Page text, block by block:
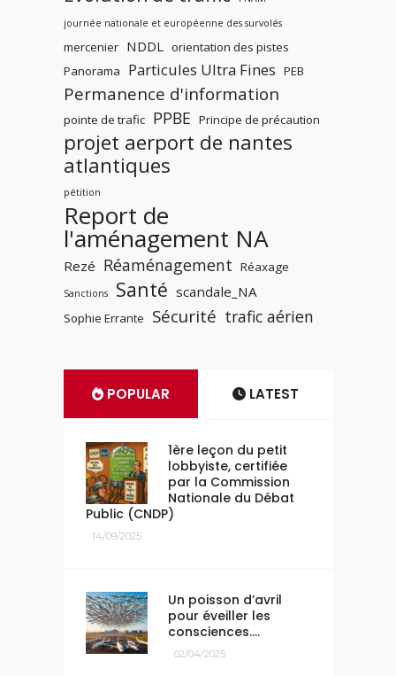
journée nationale et européenne des survolés
mercenier NDDL
orientation des pistes
Panorama
Particules Ultra Fines PEB
Permanence d'information
pointe de trafic PPBE Principe de précaution
projet aerport de nantes
atlantiques
pétition
Report de
l'aménagement NA
Rezé Réaménagement Réaxage
Sanctions Santé scandale_NA
Sophie Errante Sécurité trafic aérien
POPULAR LATEST
1ère leçon du petit
lobbyiste, certifiée
par la Commission
Nationale du Débat
Public (CNDP)
14/09/2025
Un poisson d’avril
pour éveiller les
consciences….
02/04/2025